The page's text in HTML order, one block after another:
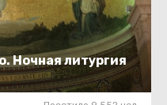
Ночная литургия